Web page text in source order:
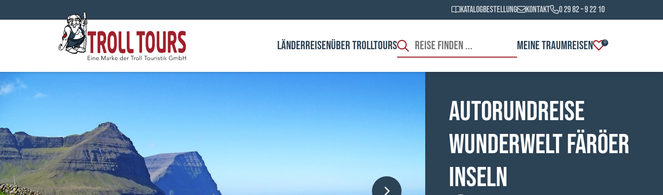
Katalogbestellung Kontakt 0 29 82 – 9 22 10
LÄNDERREISENÜBER TROLLTOURS MEINE TRAUMREISEN 0
AUTORUNDREISE
WUNDERWELT FÄRÖER
INSELN